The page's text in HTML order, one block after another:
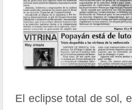
El eclipse total de sol,